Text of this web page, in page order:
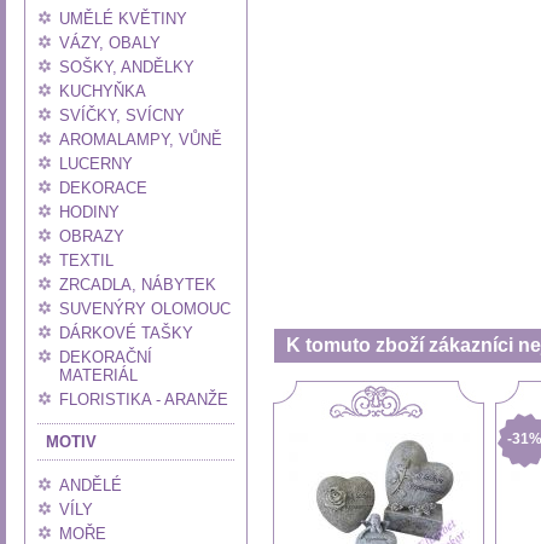
UMĚLÉ KVĚTINY
VÁZY, OBALY
SOŠKY, ANDĚLKY
KUCHYŇKA
SVÍČKY, SVÍCNY
AROMALAMPY, VŮNĚ
LUCERNY
DEKORACE
HODINY
OBRAZY
TEXTIL
ZRCADLA, NÁBYTEK
SUVENÝRY OLOMOUC
DÁRKOVÉ TAŠKY
DEKORAČNÍ
MATERIÁL
FLORISTIKA - ARANŽE
MOTIV
ANDĚLÉ
VÍLY
MOŘE
K tomuto zboží zákazníci
-31%